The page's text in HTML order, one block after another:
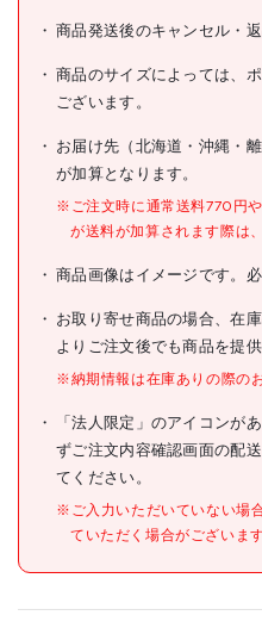
商品名
型式
JANコード
材質/仕上
原産国
セット内容/付属品
注意事項
組立品
商品発送後のキャンセル・
商品のサイズによっては、
ございます。
お届け先（北海道・沖縄・
が加算となります。
※ご注文時に通常送料770円
が送料が加算されます際は
商品画像はイメージです。
お取り寄せ商品の場合、在
よりご注文後でも商品を提
※納期情報は在庫ありの際の
「法人限定」のアイコンが
ずご注文内容確認画面の配
てください。
※ご入力いただいていない場
ていただく場合がございます